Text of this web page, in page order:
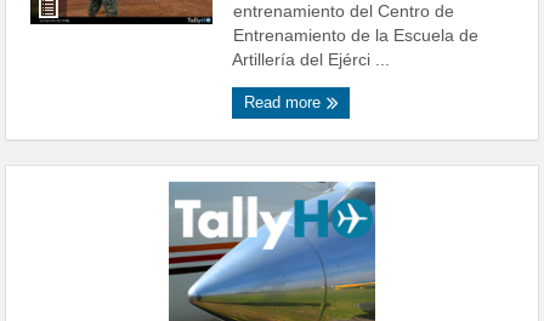
entrenamiento del Centro de
Entrenamiento de la Escuela de
Artillería del Ejérci ...
Read more